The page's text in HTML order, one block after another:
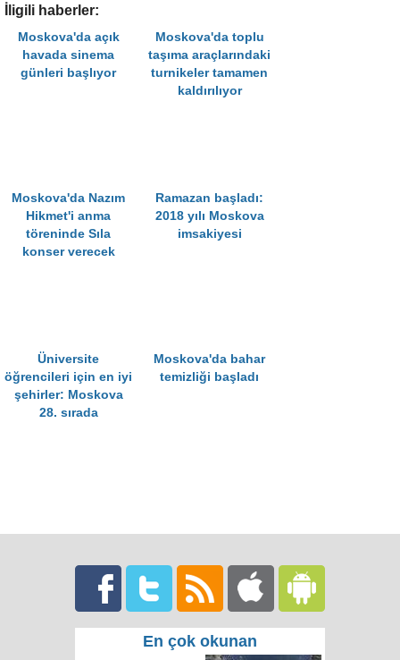
İligili haberler:
Moskova'da açık
havada sinema
günleri başlıyor
Moskova'da toplu
taşıma araçlarındaki
turnikeler tamamen
kaldırılıyor
Moskova'da Nazım
Hikmet'i anma
töreninde Sıla
konser verecek
Ramazan başladı:
2018 yılı Moskova
imsakiyesi
Üniversite
öğrencileri için en iyi
şehirler: Moskova
28. sırada
Moskova'da bahar
temizliği başladı
En çok okunan